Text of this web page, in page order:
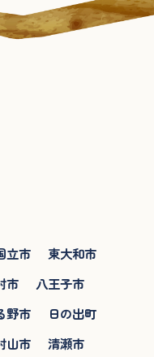
立市
東大和市
市
八王子市
野市
日の出町
山市
清瀬市